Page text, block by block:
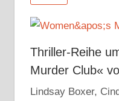
Thriller-Reihe
Murder Club«
Lindsay Boxer,